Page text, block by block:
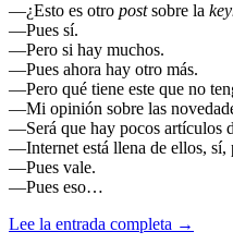
—¿Esto es otro postsobre la
—Pues sí.
—Pero si hay muchos.
—Pues ahora hay otro más.
—Pero qué tiene este que no
—Mi opinión sobre las
—Será que hay pocos artículos
—Internet está llena de ellos, sí,
—Pues vale.
—Pues eso…
Lee la entrada completa →